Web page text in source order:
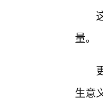
量。
生意